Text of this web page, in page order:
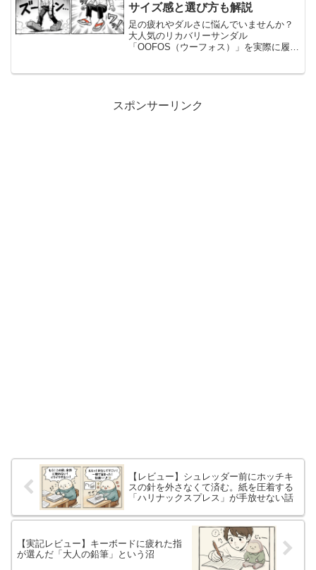
サイズ感と選び方も解説
足の疲れやダルさに悩んでいませんか？
大人気のリカバリーサンダル
「OOFOS（ウーフォス）」を実際に履い
スポンサーリンク
【レビュー】シュレッダー前にホッチキ
スの針を外さなくて済む。紙を圧着する
「ハリナックスプレス」が手放せない話
【実記レビュー】キーボードに疲れた指
が選んだ「大人の鉛筆」という沼